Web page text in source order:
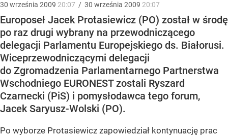
30 września 2009 20:07 / 30 września 2009 20:07
Europoseł Jacek Protasiewicz (PO) został w środę
po raz drugi wybrany na przewodniczącego
delegacji Parlamentu Europejskiego ds. Białorusi.
Wiceprzewodniczącymi delegacji
do Zgromadzenia Parlamentarnego Partnerstwa
Wschodniego EURONEST zostali Ryszard
Czarnecki (PiS) i pomysłodawca tego forum,
Jacek Saryusz-Wolski (PO).
Po wyborze Protasiewicz zapowiedział kontynuację prac